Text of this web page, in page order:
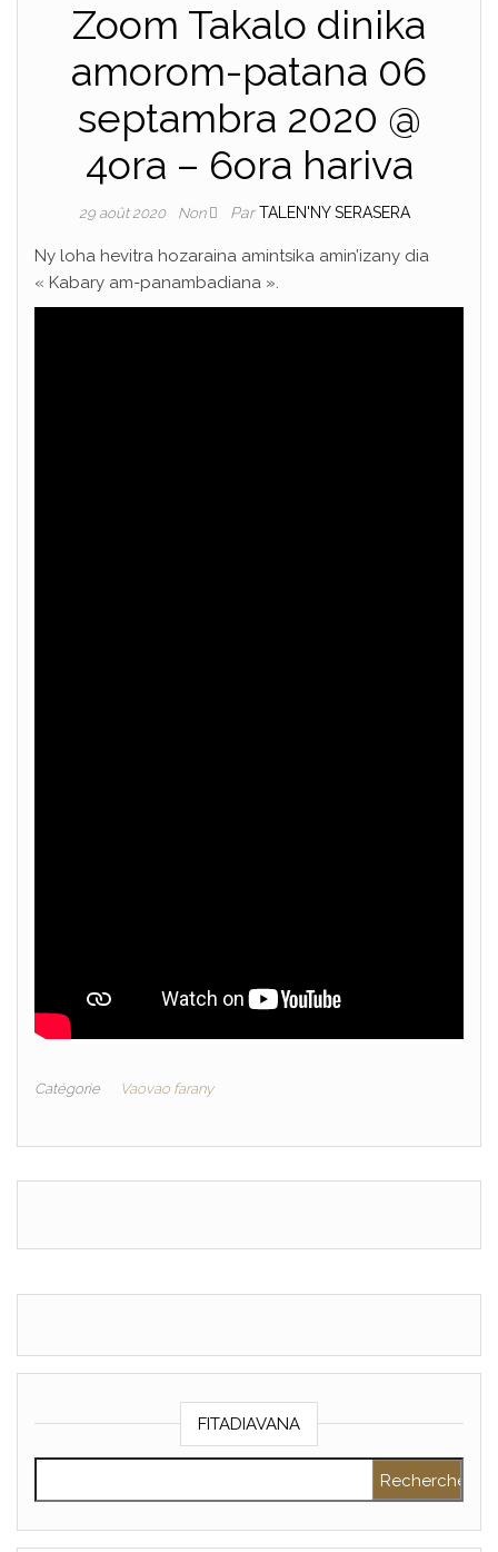
Zoom Takalo dinika
amorom-patana 06
septambra 2020 @
4ora – 6ora hariva
29 août 2020 Non ParTALEN'NY SERASERA
Ny loha hevitra hozaraina amintsika amin’izany dia
« Kabary am-panambadiana ».
Catégorie Vaovao farany
FITADIAVANA